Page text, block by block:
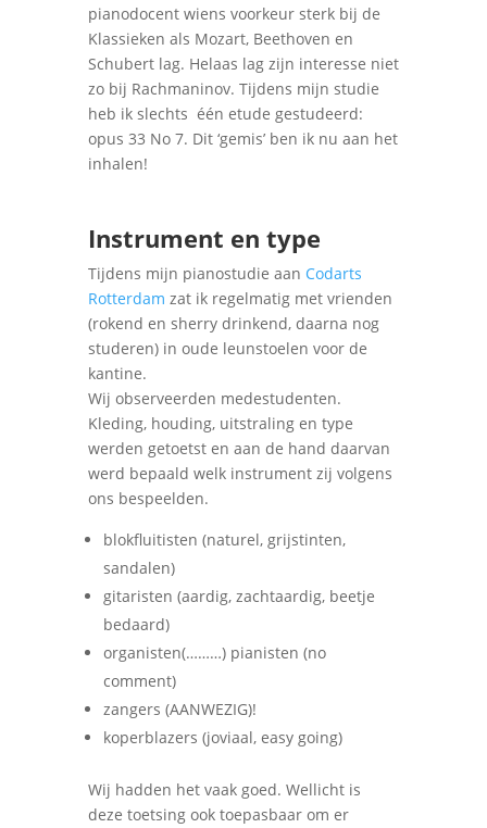
pianodocent wiens voorkeur sterk bij de
Klassieken als Mozart, Beethoven en
Schubert lag. Helaas lag zijn interesse niet
zo bij Rachmaninov. Tijdens mijn studie
heb ik slechts één etude gestudeerd:
opus 33 No 7. Dit ‘gemis’ ben ik nu aan het
inhalen!
Instrument en type
Tijdens mijn pianostudie aan Codarts
Rotterdam zat ik regelmatig met vrienden
(rokend en sherry drinkend, daarna nog
studeren) in oude leunstoelen voor de
kantine.
Wij observeerden medestudenten.
Kleding, houding, uitstraling en type
werden getoetst en aan de hand daarvan
werd bepaald welk instrument zij volgens
ons bespeelden.
blokfluitisten (naturel, grijstinten,
sandalen)
gitaristen (aardig, zachtaardig, beetje
bedaard)
organisten(………) pianisten (no
comment)
zangers (AANWEZIG)!
koperblazers (joviaal, easy going)
Wij hadden het vaak goed. Wellicht is
deze toetsing ook toepasbaar om er